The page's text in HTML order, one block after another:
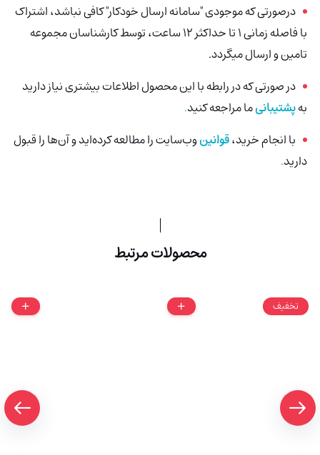
درصورتی که موجودی "سامانه ارسال خودکار" کافی نباشد، اشتراک
با فاصله زمانی 1 تا حداکثر 12 ساعت، توسط کارشناسان مجموعه
تامین و ارسال میگردد.
در صورتی‌ که در رابطه با این محصول اطلاعات بیشتری نیاز دارید
بهپشتیبانیما مراجعه کنید.
با انجام خرید،قوانینوب‌سایت را مطالعه کرده‌اید و آن‌ها را قبول
دارید.
محصولات مرتبط
تخفیف